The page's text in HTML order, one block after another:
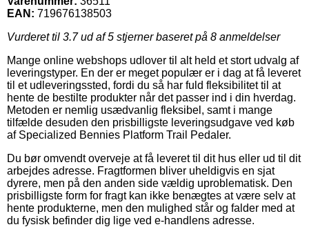
EAN: 719676138503
Vurderet til 3.7ud af 5 stjerner baseret på 8 anmeldelser
Mange online webshops udlover til alt held et stort udvalg af
leveringstyper. En der er meget populær er i dag at få leveret
til et udleveringssted, fordi du så har fuld fleksibilitet til at
hente de bestilte produkter når det passer ind i din hverdag.
Metoden er nemlig usædvanlig fleksibel, samt i mange
tilfælde desuden den prisbilligste leveringsudgave ved køb
af Specialized Bennies Platform Trail Pedaler.
Du bør omvendt overveje at få leveret til dit hus eller ud til dit
arbejdes adresse. Fragtformen bliver uheldigvis en sjat
dyrere, men på den anden side vældig uproblematisk. Den
prisbilligste form for fragt kan ikke benægtes at være selv at
hente produkterne, men den mulighed står og falder med at
du fysisk befinder dig lige ved e-handlens adresse.